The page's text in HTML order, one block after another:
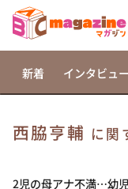
相席食堂
新着 インタビュー
西脇亨輔 に関
2児の母アナ不満…幼